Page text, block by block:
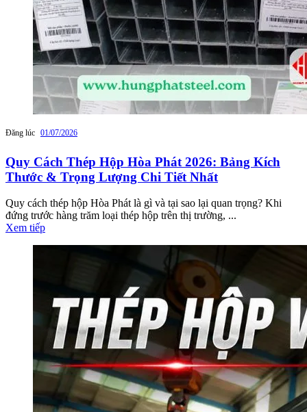
Đăng lúc 01/07/2026
Quy Cách Thép Hộp Hòa Phát 2026: Bảng Kích
Thước & Trọng Lượng Chi Tiết Nhất
Quy cách thép hộp Hòa Phát là gì và tại sao lại quan trọng? Khi
đứng trước hàng trăm loại thép hộp trên thị trường, ...
Xem tiếp